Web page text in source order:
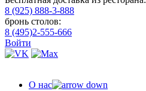
8 (925) 888-3-888
бронь столов:
8 (495)2-555-666
Войти
О нас